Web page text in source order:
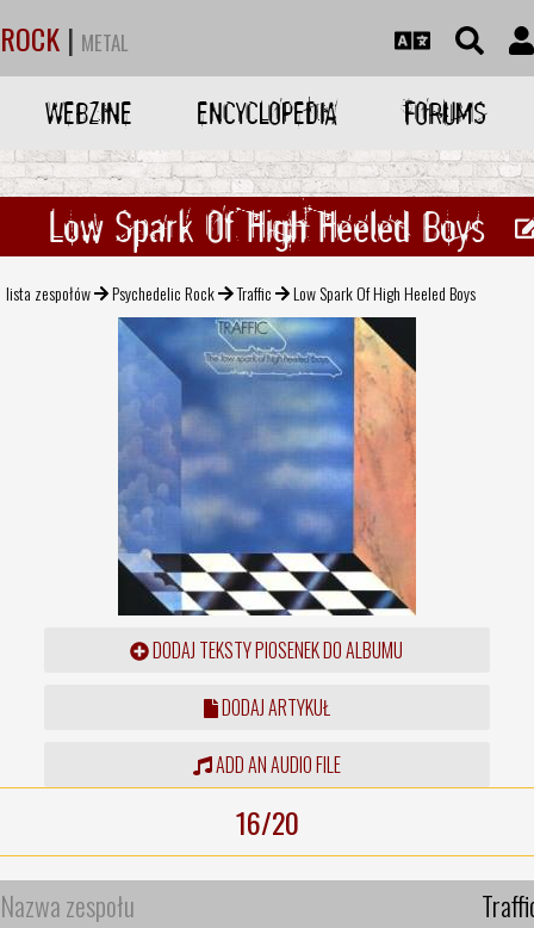
ROCK | METAL
WEBZINE ENCYCLOPEDIA FORUMS
Low Spark Of High Heeled Boys
lista zespołów Psychedelic Rock Traffic Low Spark Of High Heeled Boys
DODAJ TEKSTY PIOSENEK DO ALBUMU
DODAJ ARTYKUŁ
ADD AN AUDIO FILE
16/20
Nazwa zespołu